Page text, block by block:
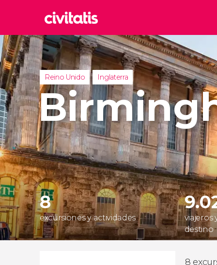
Roma
Italia
Reino
Reino
Reino Unido Inglaterra
8
excursiones y actividades
viajeros
destino
8